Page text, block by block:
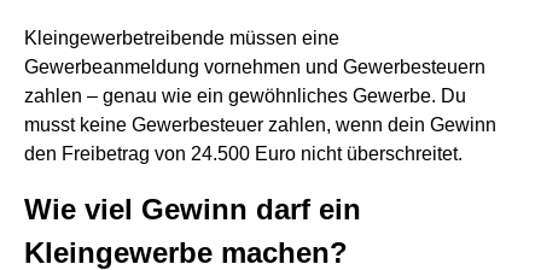
Kleingewerbetreibende müssen eine
Gewerbeanmeldung vornehmen und Gewerbesteuern
zahlen – genau wie ein gewöhnliches Gewerbe. Du
musst keine Gewerbesteuer zahlen, wenn dein Gewinn
den Freibetrag von 24.500 Euro nicht überschreitet.
Wie viel Gewinn darf ein
Kleingewerbe machen?